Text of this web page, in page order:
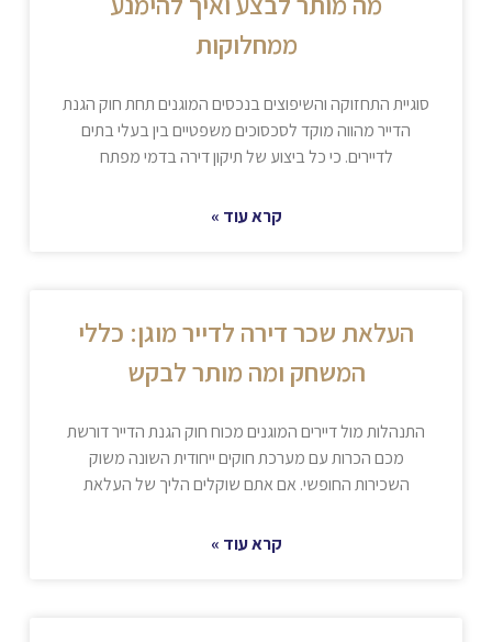
ממחלוקות
סוגיית התחזוקה והשיפוצים בנכסים המוגנים תחת חוק הגנת
הדייר מהווה מוקד לסכסוכים משפטיים בין בעלי בתים
לדיירים. כי כל ביצוע של תיקון דירה בדמי מפתח
קרא עוד »
העלאת שכר דירה לדייר מוגן: כללי
המשחק ומה מותר לבקש
התנהלות מול דיירים המוגנים מכוח חוק הגנת הדייר דורשת
מכם הכרות עם מערכת חוקים ייחודית השונה משוק
השכירות החופשי. אם אתם שוקלים הליך של העלאת
קרא עוד »